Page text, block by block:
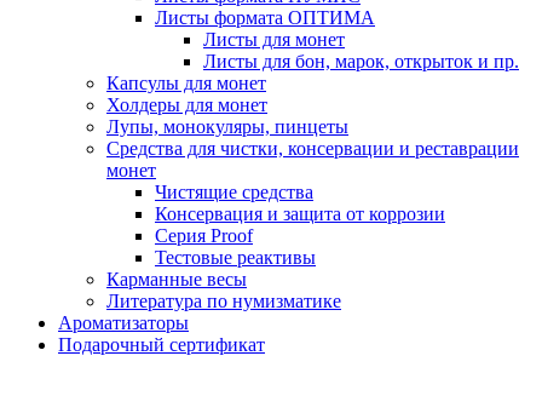
Листы формата ОПТИМА
Листы для монет
Листы для бон, марок, открыток и пр.
Капсулы для монет
Холдеры для монет
Лупы, монокуляры, пинцеты
Средства для чистки, консервации и реставрации
монет
Чистящие средства
Консервация и защита от коррозии
Серия Proof
Тестовые реактивы
Карманные весы
Литература по нумизматике
Ароматизаторы
Подарочный сертификат